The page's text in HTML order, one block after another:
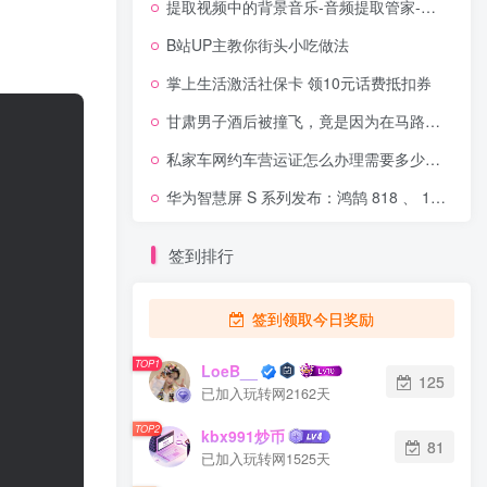
提取视频中的背景音乐-音频提取管家-专业的音频提取和音频剪辑软件
B站UP主教你街头小吃做法
掌上生活激活社保卡 领10元话费抵扣券
甘肃男子酒后被撞飞，竟是因为在马路中间小便
私家车网约车营运证怎么办理需要多少钱的车才可以办？跑网约车哪个平台收入高？
华为智慧屏 S 系列发布：鸿鹄 818 、 120Hz 刷新率、运行 HarmonyOS 2.0
签到排行
签到领取今日奖励
TOP1 LoeB__
已加入玩转网2162天
125
TOP2 kbx991炒币
已加入玩转网1525天
81